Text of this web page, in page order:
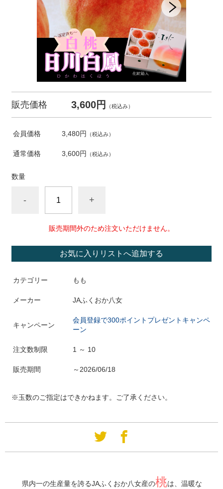
販売価格 3,600円 （税込み）
会員価格 3,480円 （税込み）
通常価格 3,600円 （税込み）
数量
- +
販売期間外のため注文いただけません。
お気に入りリストへ追加する
カテゴリー もも
メーカー JAふくおか八女
キャンペーン
会員登録で300ポイントプレゼントキャンペ
ーン
注文数制限 1 ～ 10
販売期間 ～2026/06/18
※玉数のご指定はできかねます。ご了承ください。
県内一の生産量を誇るJAふくおか八女産の桃は、温暖な